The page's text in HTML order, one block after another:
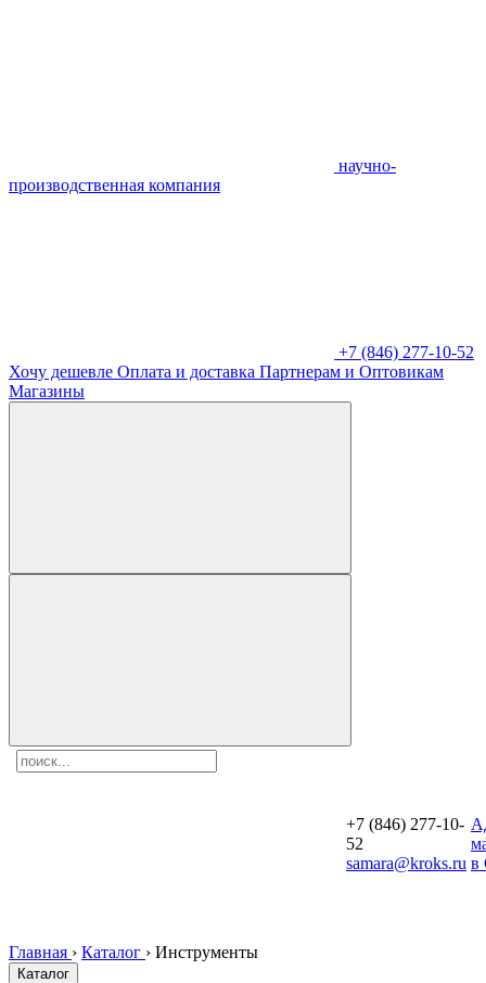
научно-
производственная компания
+7 (846) 277-10-52
Хочу дешевле Оплата и доставка Партнерам и Оптовикам
Магазины
+7 (846) 277-10-
52
samara@kroks.ru в
Главная › Каталог › Инструменты
Каталог